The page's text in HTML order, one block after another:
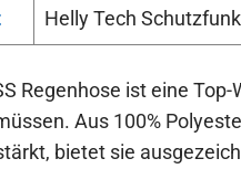
Helly Tech
Regenhose ist eine
Aus 100%
bietet sie